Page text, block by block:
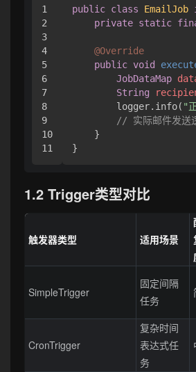
1
2
3
4
5
6
7
8
9
10
public class EmailJob
private static
@Override
public void
JobDataMap
String
        logger.info(
"
// 实际邮件发送
    }
1.2 Trigger类型对比
触发器类型 适用场景
SimpleTrigger
固定间隔
任务
CronTrigger
复杂时间
表达式任
务